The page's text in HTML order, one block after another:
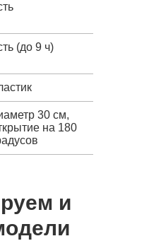
(до 9 ч)
30 см,
на 180
и